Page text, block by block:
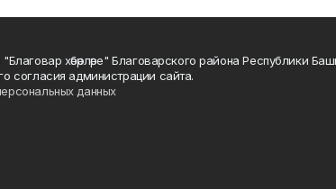
хәбәрләре" Благоварского района Республики
согласия администрации сайта.
данных